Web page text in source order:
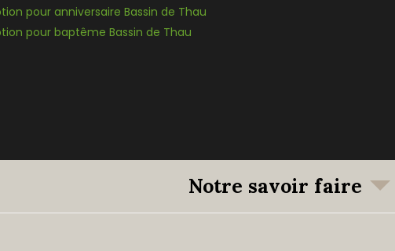
pour anniversaire Bassin de Thau
pour baptême Bassin de Thau
Notre savoir faire